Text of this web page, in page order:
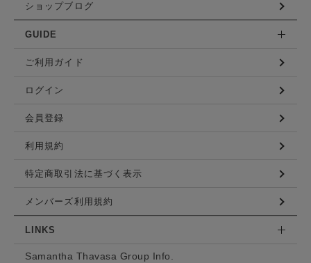
ショップブログ
GUIDE
ご利用ガイド
ログイン
会員登録
利用規約
特定商取引法に基づく表示
メンバーズ利用規約
LINKS
Samantha Thavasa Group Info.